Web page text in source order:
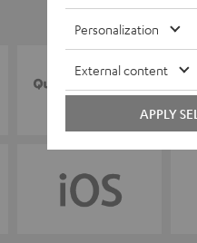
Personalization
External content
APPLY